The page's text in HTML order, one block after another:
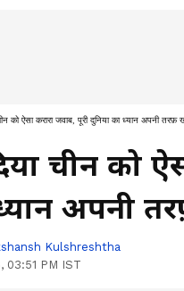
को ऐसा करारा जवाब, पूरी दुनिया का ध्यान अपनी तरफ़
चीन को
अपनी
Kulshreshtha
03:51 PM IST